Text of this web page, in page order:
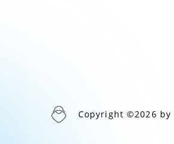
Copyright ©2026 by